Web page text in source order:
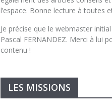
l’espace. Bonne lecture à toutes
Je précise que le webmaster
Pascal FERNANDEZ. Merci à lui
contenu !
LES MISSIONS